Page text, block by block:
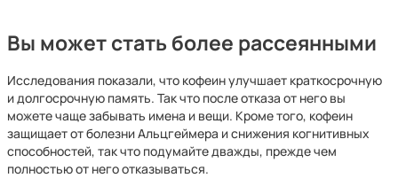
Вы может стать более рассеянными
Исследования показали, что кофеин улучшает краткосрочную
и долгосрочную память. Так что после отказа от него вы
можете чаще забывать имена и вещи. Кроме того, кофеин
защищает от болезни Альцгеймера и снижения когнитивных
способностей, так что подумайте дважды, прежде чем
полностью от него отказываться.